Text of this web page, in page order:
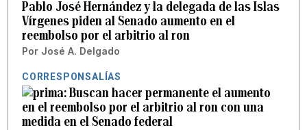
Pablo José Hernández y la delegada de las Islas
Vírgenes piden al Senado aumento en el
reembolso por el arbitrio al ron
Por José A. Delgado
CORRESPONSALÍAS
Buscan hacer permanente el aumento
en el reembolso por el arbitrio al ron con una
medida en el Senado federal